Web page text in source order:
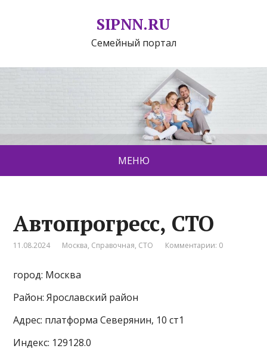
SIPNN.RU
Семейный портал
МЕНЮ
Автопрогресс, СТО
11.08.2024 Москва, Справочная, СТО Комментарии: 0
город: Москва
Район: Ярославский район
Адрес: платформа Северянин, 10 ст1
Индекс: 129128.0